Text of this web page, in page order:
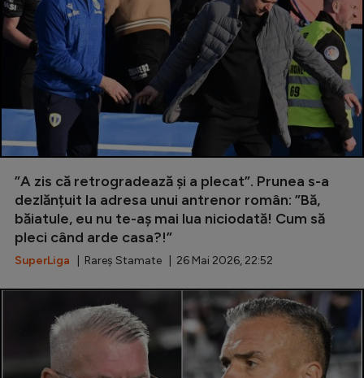
”A zis că retrogradează și a plecat”. Prunea s-a
dezlănțuit la adresa unui antrenor român: ”Bă,
băiatule, eu nu te-aș mai lua niciodată! Cum să
pleci când arde casa?!”
SuperLiga | Rareș Stamate | 26 Mai 2026, 22:52